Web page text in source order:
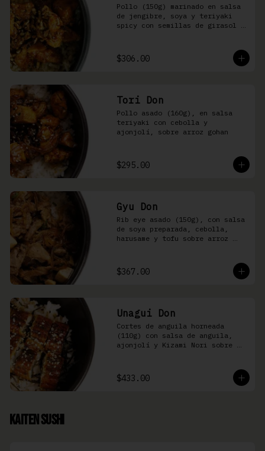
Pollo (150g) marinado en salsa
de jengibre, soya y teriyaki
spicy con semillas de girasol y
$306.00
Tori Don
Pollo asado (160g), en salsa
teriyaki con cebolla y
ajonjolí, sobre arroz gohan
$295.00
Gyu Don
Rib eye asado (150g), con salsa
de soya preparada, cebolla,
harusame y tofu sobre arroz
$367.00
Unagui Don
Cortes de anguila horneada
(110g) con salsa de anguila,
ajonjolí y Kizami Nori sobre
$433.00
Kaiten Sushi